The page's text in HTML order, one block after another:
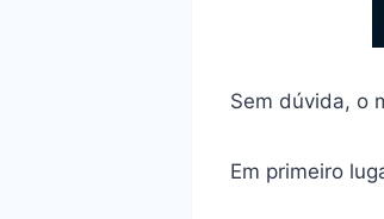
Sem dúvida, o
Em primeiro